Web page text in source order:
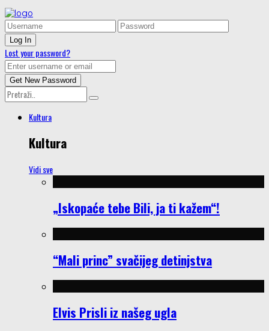
Lost your password?
Kultura
Kultura
Vidi sve
„Iskopaće tebe Bili, ja ti kažem“!
“Mali princ” svačijeg detinjstva
Elvis Prisli iz našeg ugla